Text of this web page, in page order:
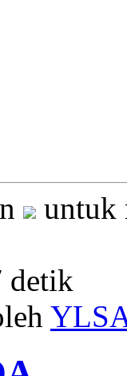
untuk
detik